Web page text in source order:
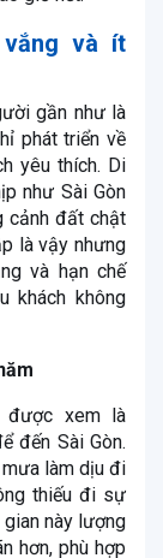
và ít
gần như là
phát triển về
yêu thích. Di
như Sài Gòn
cảnh đất chật
là vậy nhưng
và hạn chế
khách không
được xem là
đến Sài Gòn.
mưa làm dịu đi
thiếu đi sự
gian này lượng
hơn, phù hợp